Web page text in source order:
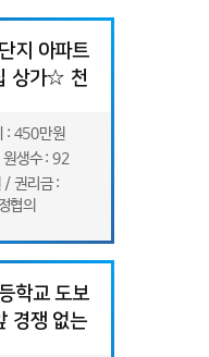
지 아파트
상가☆ 천
: 450만원
생수 : 92
권리금 :
협의
학교 도보
경쟁 없는